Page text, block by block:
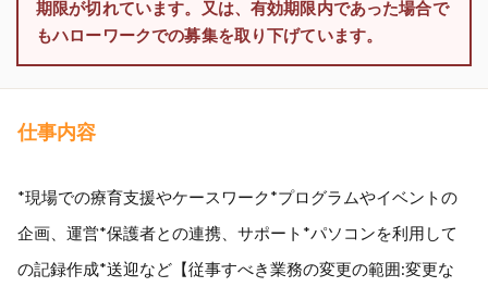
期限が切れています。又は、有効期限内であった場合で
もハローワークでの募集を取り下げています。
仕事内容
*現場での療育支援やケースワーク*プログラムやイベントの
企画、運営*保護者との連携、サポート*パソコンを利用して
の記録作成*送迎など【従事すべき業務の変更の範囲:変更な